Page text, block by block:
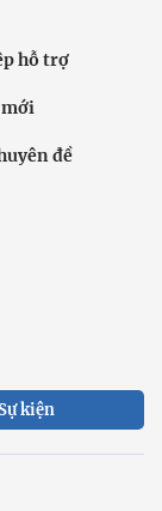
hỗ trợ
đề
kiện